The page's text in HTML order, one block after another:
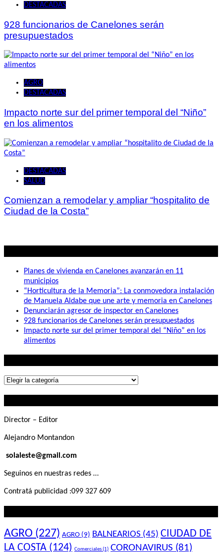
DESTACADAS
928 funcionarios de Canelones serán
presupuestados
AGRO
DESTACADAS
Impacto norte sur del primer temporal del “Niño”
en los alimentos
DESTACADAS
SALUD
Comienzan a remodelar y ampliar “hospitalito de
Ciudad de la Costa”
Planes de vivienda en Canelones avanzarán en 11
municipios
“Horticultura de la Memoria”: La conmovedora instalación
de Manuela Aldabe que une arte y memoria en Canelones
Denunciarán agresor de inspector en Canelones
928 funcionarios de Canelones serán presupuestados
Impacto norte sur del primer temporal del “Niño” en los
alimentos
Lo
Director – Editor
Alejandro Montandon
solaleste@gmail.com
Seguinos en nuestras redes …
Contratá publicidad :099 327 609
AGRO (227) AGRO (9) BALNEARIOS (45) CIUDAD DE
LA COSTA (124) Comerciales(1) CORONAVIRUS (81)